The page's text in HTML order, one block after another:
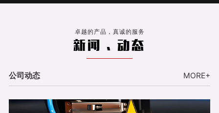
卓越的产品，真诚的服务
新闻 . 动态
公司动态 MORE+